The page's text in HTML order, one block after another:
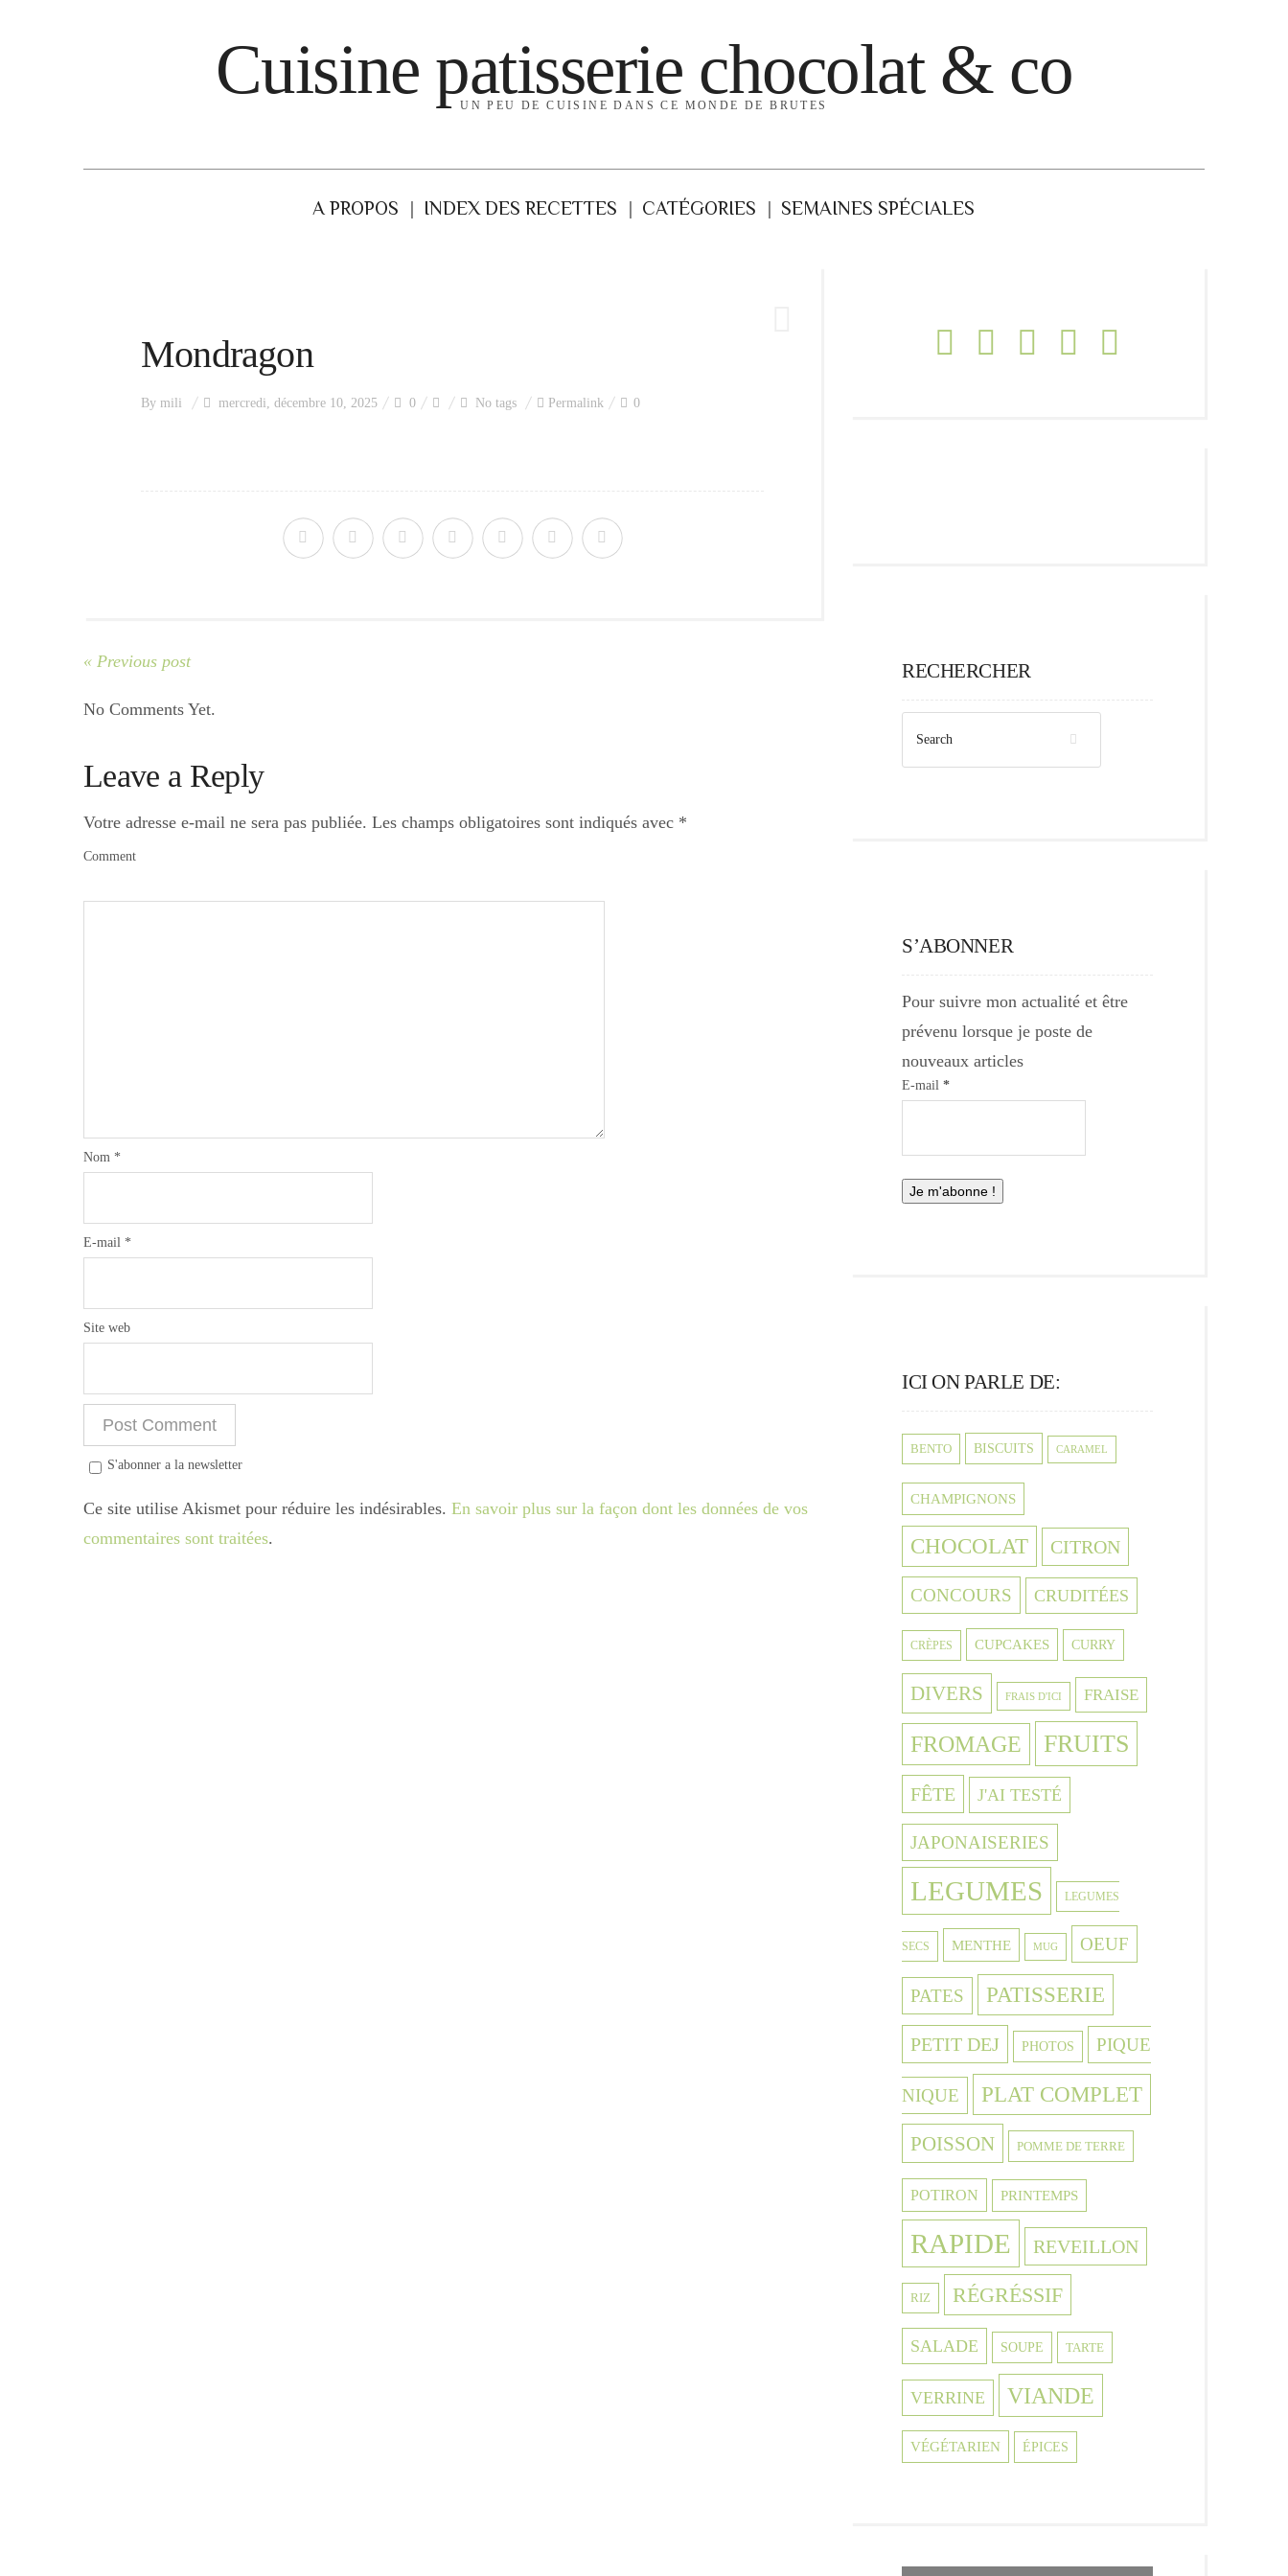
Cuisine patisserie chocolat & co
UN PEU DE CUISINE DANS CE MONDE DE BRUTES
A PROPOS INDEX DES RECETTES CATÉGORIES SEMAINES SPÉCIALES
Mondragon
By mili mercredi, décembre 10, 2025 0 No tags Permalink 0
« Previous post
No Comments Yet.
Leave a Reply
Votre adresse e-mail ne sera pas publiée. Les champs obligatoires sont indiqués avec *
Comment
Nom *
E-mail *
Site web
S'abonner a la newsletter
Ce site utilise Akismet pour réduire les indésirables. En savoir plus sur la façon dont les données de vos
commentaires sont traitées.
RECHERCHER
S’ABONNER
Pour suivre mon actualité et être
prévenu lorsque je poste de
nouveaux articles
E-mail *
ICI ON PARLE DE:
BENTO BISCUITS CARAMEL
CHAMPIGNONS
CHOCOLAT CITRON
CONCOURS CRUDITÉES
CRÈPES CUPCAKES CURRY
DIVERS FRAIS D'ICI FRAISE
FROMAGE FRUITS
FÊTE J'AI TESTÉ
JAPONAISERIES
LEGUMES LEGUMES
SECS MENTHE MUG OEUF
PATES PATISSERIE
PETIT DEJ PHOTOS PIQUE
NIQUE PLAT COMPLET
POISSON POMME DE TERRE
POTIRON PRINTEMPS
RAPIDE REVEILLON
RIZ RÉGRÉSSIF
SALADE SOUPE TARTE
VERRINE VIANDE
VÉGÉTARIEN ÉPICES